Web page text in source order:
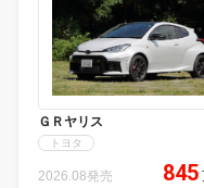
ＧＲヤリス
トヨタ
2026.08発売 845